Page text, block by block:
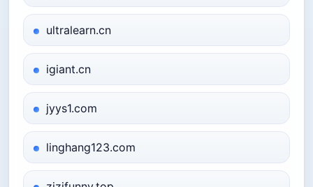
ultralearn.cn
igiant.cn
jyys1.com
linghang123.com